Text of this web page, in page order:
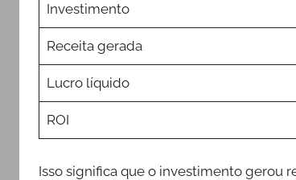
Investimento
Receita gerada
Lucro líquido
ROI
Isso significa que o investimento gerou